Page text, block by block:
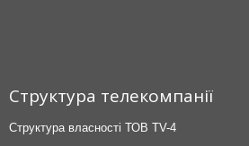
Структура телекомпанії
Структура власності ТОВ TV-4